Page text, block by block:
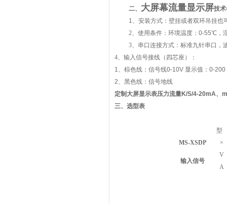
二、 大屏幕流量显示屏技
1、安装方式 ： 壁挂或者双环吊挂也
2、使用条件：环境温度： 0-55℃ ，
3、串口连接方式：标准九针串口，
4、输入信号接线（四芯座）：
1、棕色线：信号线0-10V 显示值： 0-200
2、黑色线：信号地线
定制大屏显示表压力流量K/S/4-20mA、
三、 选型表
型
MS-XSDP
×
输入信号
V
A